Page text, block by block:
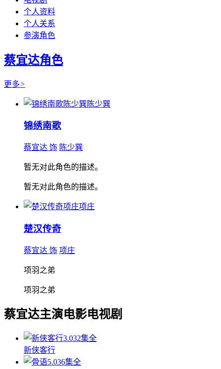
个人资料
个人关系
参演角色
蔡宜达角色
更多>
陈少巽
锦绣南歌
蔡宜达 饰 陈少巽
暂无对此角色的描述。
暂无对此角色的描述。
项庄
楚汉传奇
蔡宜达 饰 项庄
项羽之弟
项羽之弟
蔡宜达主演电影电视剧
3.032集全
新侠客行
5.036集全